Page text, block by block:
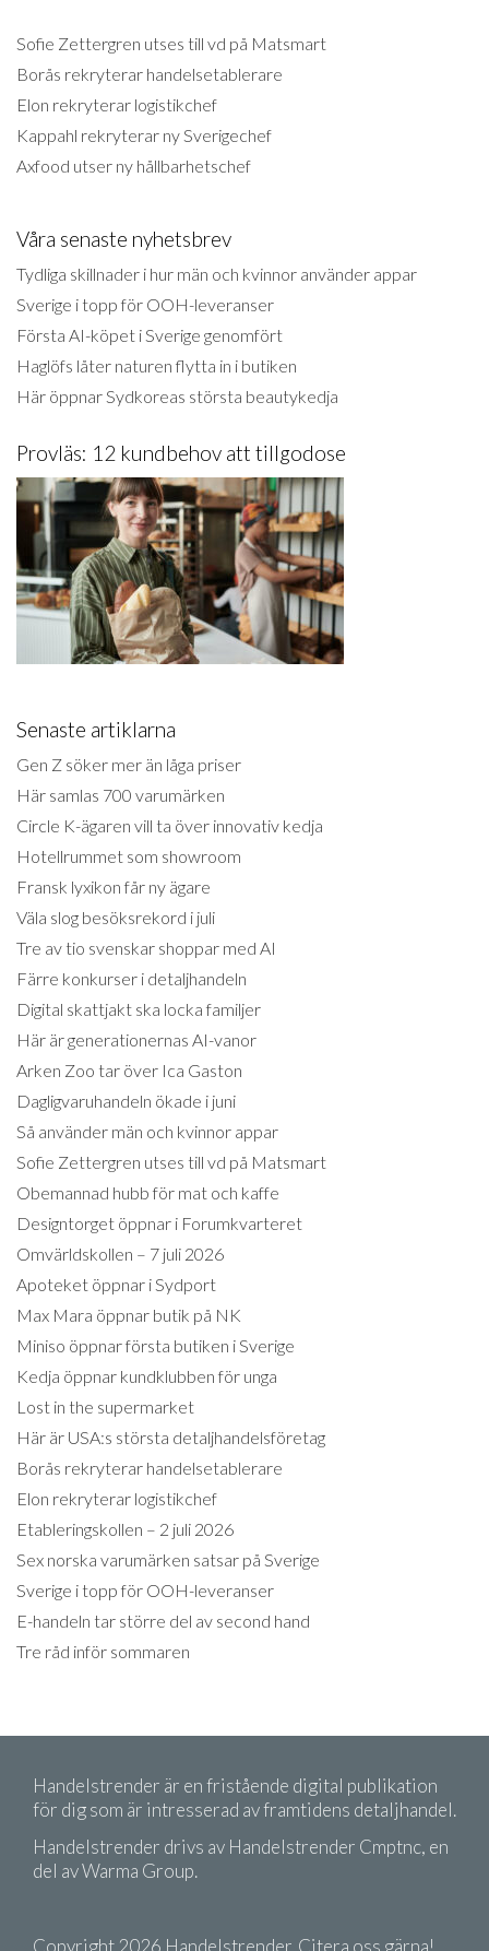
Sofie Zettergren utses till vd på Matsmart
Borås rekryterar handelsetablerare
Elon rekryterar logistikchef
Kappahl rekryterar ny Sverigechef
Axfood utser ny hållbarhetschef
Våra senaste nyhetsbrev
Tydliga skillnader i hur män och kvinnor använder appar
Sverige i topp för OOH-leveranser
Första AI-köpet i Sverige genomfört
Haglöfs låter naturen flytta in i butiken
Här öppnar Sydkoreas största beautykedja
Provläs: 12 kundbehov att tillgodose
Senaste artiklarna
Gen Z söker mer än låga priser
Här samlas 700 varumärken
Circle K-ägaren vill ta över innovativ kedja
Hotellrummet som showroom
Fransk lyxikon får ny ägare
Väla slog besöksrekord i juli
Tre av tio svenskar shoppar med AI
Färre konkurser i detaljhandeln
Digital skattjakt ska locka familjer
Här är generationernas AI-vanor
Arken Zoo tar över Ica Gaston
Dagligvaruhandeln ökade i juni
Så använder män och kvinnor appar
Sofie Zettergren utses till vd på Matsmart
Obemannad hubb för mat och kaffe
Designtorget öppnar i Forumkvarteret
Omvärldskollen – 7 juli 2026
Apoteket öppnar i Sydport
Max Mara öppnar butik på NK
Miniso öppnar första butiken i Sverige
Kedja öppnar kundklubben för unga
Lost in the supermarket
Här är USA:s största detaljhandelsföretag
Borås rekryterar handelsetablerare
Elon rekryterar logistikchef
Etableringskollen – 2 juli 2026
Sex norska varumärken satsar på Sverige
Sverige i topp för OOH-leveranser
E-handeln tar större del av second hand
Tre råd inför sommaren
Handelstrender är en fristående digital publikation
för dig som är intresserad av framtidens detaljhandel.
Handelstrender drivs av Handelstrender Cmptnc, en
del av Warma Group.
Copyright 2026 Handelstrender. Citera oss gärna!